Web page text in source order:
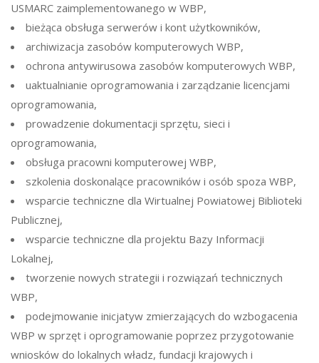
USMARC zaimplementowanego w WBP,
bieżąca obsługa serwerów i kont użytkowników,
archiwizacja zasobów komputerowych WBP,
ochrona antywirusowa zasobów komputerowych WBP,
uaktualnianie oprogramowania i zarządzanie licencjami
oprogramowania,
prowadzenie dokumentacji sprzętu, sieci i
oprogramowania,
obsługa pracowni komputerowej WBP,
szkolenia doskonalące pracowników i osób spoza WBP,
wsparcie techniczne dla Wirtualnej Powiatowej Biblioteki
Publicznej,
wsparcie techniczne dla projektu Bazy Informacji
Lokalnej,
tworzenie nowych strategii i rozwiązań technicznych
WBP,
podejmowanie inicjatyw zmierzających do wzbogacenia
WBP w sprzęt i oprogramowanie poprzez przygotowanie
wniosków do lokalnych władz, fundacji krajowych i